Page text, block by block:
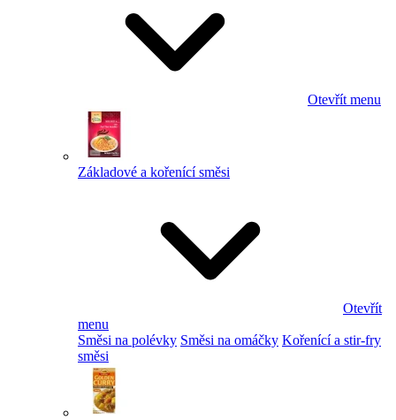
Otevřít menu
Základové a kořenící směsi
Otevřít
menu
Směsi na polévky Směsi na omáčky Kořenící a stir-fry
směsi